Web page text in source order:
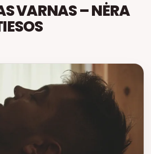
VARNAS – NĖRA